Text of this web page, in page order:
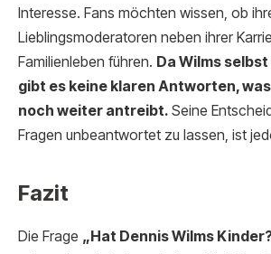
Interesse. Fans möchten wissen, ob
Lieblingsmoderatoren neben ihrer
Familienleben führen. Da Wilms
gibt es keine klaren Antworten,
noch weiter antreibt. Seine
Fragen unbeantwortet zu lassen, ist
Fazit
Die Frage „Hat Dennis Wilms